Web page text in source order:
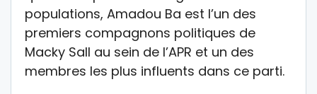
populations, Amadou Ba est l’un des
premiers compagnons politiques de
Macky Sall au sein de l’APR et un des
membres les plus influents dans ce parti.